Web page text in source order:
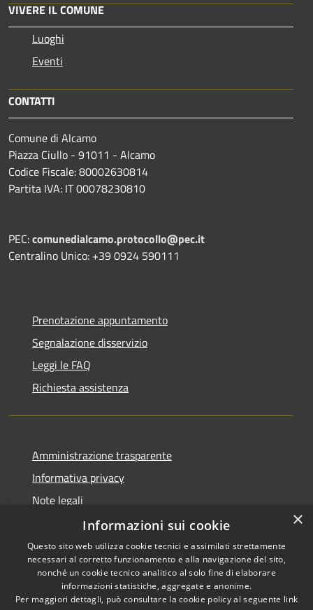
VIVERE IL COMUNE
Luoghi
Eventi
CONTATTI
Comune di Alcamo
Piazza Ciullo - 91011 - Alcamo
Codice Fiscale: 80002630814
Partita IVA: IT 00078230810
PEC:comunedialcamo.protocollo@pec.it
Centralino Unico: +39 0924 590111
Prenotazione appuntamento
Segnalazione disservizio
Leggi le FAQ
Richiesta assistenza
Amministrazione trasparente
Informativa privacy
Note legali
Dichiarazione di accessibilità
RSS
Copyright © 2026 • Comune di
×
Informazioni sui cookie
Questo sito web utilizza cookie tecnici e assimilati strettamente
necessari al corretto funzionamento e alla navigazione del sito,
nonché un cookie tecnico analitico al solo fine di elaborare
informazioni statistiche, aggregate e anonime.
Per maggiori dettagli, può consultare la cookie policy al seguente link